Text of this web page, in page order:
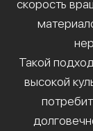
скорость
Такой
высокой